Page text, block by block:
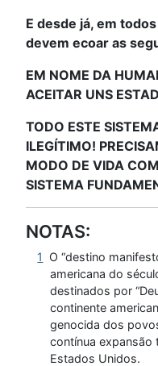
E desde já, em
devem ecoar as
EM NOME DA
ACEITAR UNS
TODO ESTE
ILEGÍTIMO!
MODO DE VIDA
SISTEMA
NOTAS:
1 O “destino
americana do
destinados por
continente
genocida dos
contínua expansão
Estados Unidos.